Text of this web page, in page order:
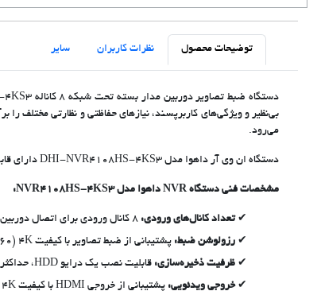
توضیحات محصول نظرات کاربران سایر
می‌رود.
دستگاه ان وی آر داهوا مدل DHI-NVR4108HS-4KS3 دارای قابلیت‌هایی همچون تشخیص چهره، تشخیص حرکت، ضبط در صورت وجود حرکت، خط فرضی، نقشه تراکم جمعیت، شمارش افراد و … می باشد.
مشخصات فنی دستگاه NVR داهوا مدل NVR4108HS-4KS3:
تعداد کانال‌های ورودی:
رزولوشن ضبط: پشتیبانی از ضبط تصاویر با کیفیت 4K (3840 x 2160 پیکسل) و حداکثر 12 مگاپیکسل.
ظرفیت ذخیره‌سازی: قابلیت نصب یک درایو HDD، حداکثر تا 20 ترابایت.
خروجی ویدئویی: پشتیبانی از خروجی HDMI با کیفیت 4K و VGA.